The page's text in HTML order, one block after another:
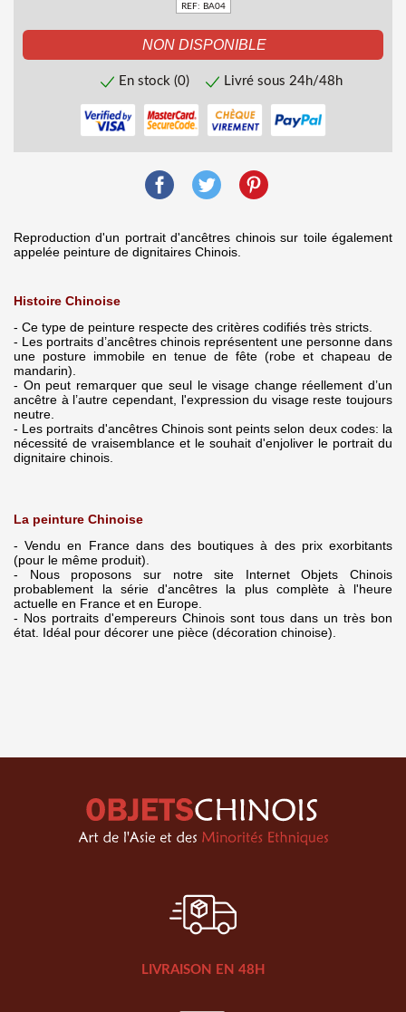
REF: BA04
En stock (0) Livré sous 24h/48h
Reproduction d'un portrait d'ancêtres chinois sur toile également
appelée peinture de dignitaires Chinois.
Histoire Chinoise
- Ce type de peinture respecte des critères codifiés très stricts.
- Les portraits d’ancêtres chinois représentent une personne dans
une posture immobile en tenue de fête (robe et chapeau de
mandarin).
- On peut remarquer que seul le visage change réellement d’un
ancêtre à l’autre cependant, l'expression du visage reste toujours
neutre.
- Les portraits d'ancêtres Chinois sont peints selon deux codes: la
nécessité de vraisemblance et le souhait d'enjoliver le portrait du
dignitaire chinois.
La peinture Chinoise
- Vendu en France dans des boutiques à des prix exorbitants
(pour le même produit).
- Nous proposons sur notre site Internet Objets Chinois
probablement la série d'ancêtres la plus complète à l'heure
actuelle en France et en Europe.
- Nos portraits d'empereurs Chinois sont tous dans un très bon
état. Idéal pour décorer une pièce (décoration chinoise).
LIVRAISON EN 48H